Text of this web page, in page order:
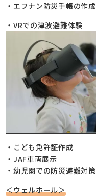
・エフナン防災手帳の作成
・VRでの津波避難体験
・こども免許証作成
・JAF車両展示
・幼児園での防災避難対策
＜ウェルホール＞